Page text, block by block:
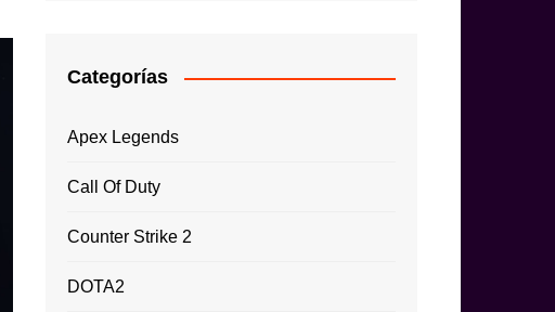
Categorías
Apex Legends
Call Of Duty
Counter Strike 2
DOTA2